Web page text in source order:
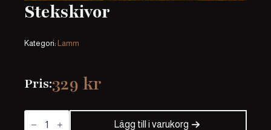
Stekskivor
Kategori: Lamm
Pris:329 kr
Stekskivor
mängd
Lägg till i varukorg